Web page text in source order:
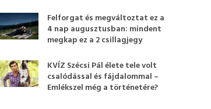
Felforgat és megváltoztat ez a
4 nap augusztusban: mindent
megkap ez a 2 csillagjegy
KVÍZ Szécsi Pál élete tele volt
csalódással és fájdalommal –
Emlékszel még a történetére?